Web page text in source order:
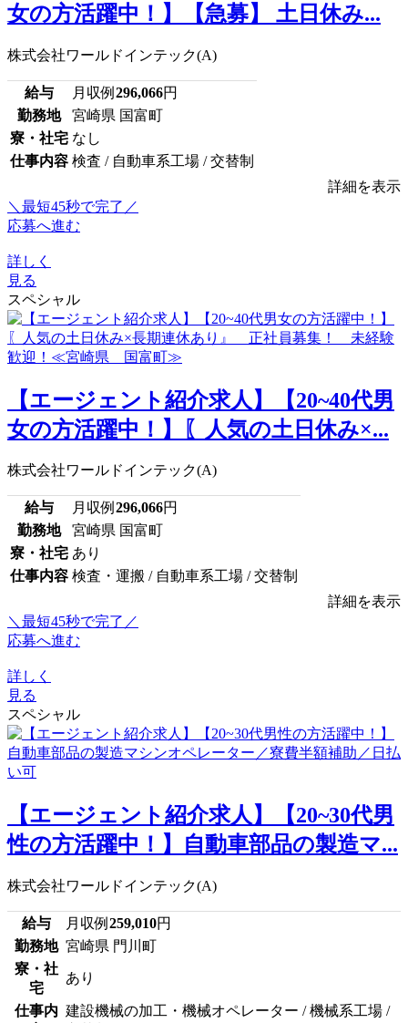
女の方活躍中！】【急募】 土日休み...
株式会社ワールドインテック(A)
給与 月収例 296,066円
勤務地
宮崎県 国富町
寮・社宅 なし
仕事内容 検査 / 自動車系工場 / 交替制
詳細を表示
＼最短45秒で完了／
応募へ進む
詳しく
見る
スペシャル
【エージェント紹介求人】【20~40代男
女の方活躍中！】〖人気の土日休み×...
株式会社ワールドインテック(A)
給与 月収例 296,066円
勤務地
宮崎県 国富町
寮・社宅 あり
仕事内容 検査・運搬 / 自動車系工場 / 交替制
詳細を表示
＼最短45秒で完了／
応募へ進む
詳しく
見る
スペシャル
【エージェント紹介求人】【20~30代男
性の方活躍中！】自動車部品の製造マ...
株式会社ワールドインテック(A)
給与 月収例 259,010円
勤務地 宮崎県 門川町
寮・社
宅
あり
仕事内 建設機械の加工・機械オペレーター / 機械系工場 /